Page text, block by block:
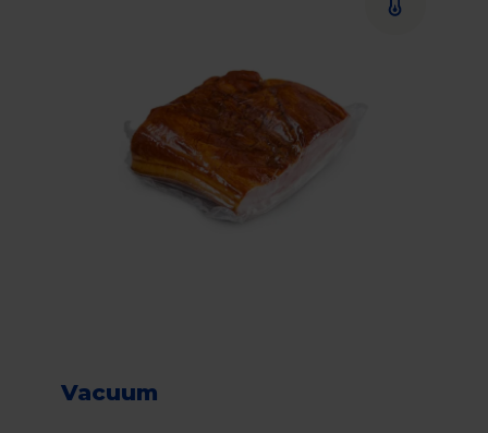
Vacuum